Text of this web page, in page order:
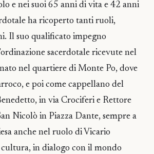
e nei suoi 65 anni di vita e 42 anni
ha ricoperto tanti ruoli,
Il suo qualificato impegno
sacerdotale ricevute nel
nel quartiere di Monte Po, dove
e poi come cappellano del
in via Crociferi e Rettore
Nicolò in Piazza Dante, sempre a
anche nel ruolo di Vicario
cultura, in dialogo con il mondo